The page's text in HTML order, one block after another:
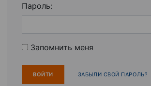
Пароль:
Запомнить меня
ЗАБЫЛИ СВОЙ ПАРОЛЬ?